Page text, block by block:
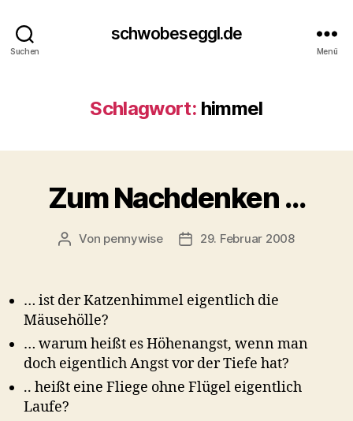
Suchen
schwobeseggl.de
Menü
Schlagwort: himmel
Zum Nachdenken …
Beitragsautor
Von pennywise Veröffentlichungsdatum
29. Februar 2008
… ist der Katzenhimmel eigentlich die
Mäusehölle?
… warum heißt es Höhenangst, wenn man
doch eigentlich Angst vor der Tiefe hat?
.. heißt eine Fliege ohne Flügel eigentlich
Laufe?